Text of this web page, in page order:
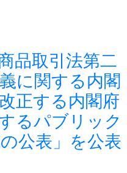
品取引法第二
に関する内閣
正する内閣府
るパブリック
公表」を公表